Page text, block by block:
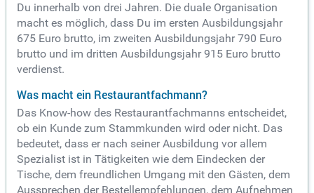
Du innerhalb von drei Jahren. Die duale Organisation
macht es möglich, dass Du im ersten Ausbildungsjahr
675 Euro brutto, im zweiten Ausbildungsjahr 790 Euro
brutto und im dritten Ausbildungsjahr 915 Euro brutto
verdienst.
Was macht ein Restaurantfachmann?
Das Know-how des Restaurantfachmanns entscheidet,
ob ein Kunde zum Stammkunden wird oder nicht. Das
bedeutet, dass er nach seiner Ausbildung vor allem
Spezialist ist in Tätigkeiten wie dem Eindecken der
Tische, dem freundlichen Umgang mit den Gästen, dem
Aussprechen der Bestellempfehlungen, dem Aufnehmen